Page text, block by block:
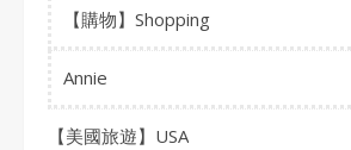
【購物】Shopping
Annie
【美國旅遊】USA